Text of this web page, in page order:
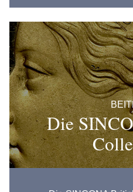
Die